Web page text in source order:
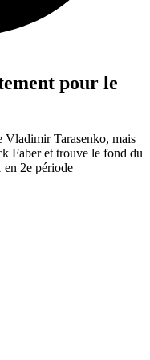
pour le
Vladimir Tarasenko, mais
Faber et trouve le fond du
2e période